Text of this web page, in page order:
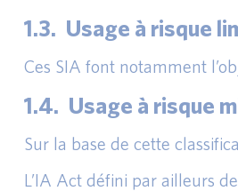
1.3. Usage à risque
Ces SIA font notamment
1.4. Usage à risque
Sur la base de cette
L’IA Act défini par ailleurs